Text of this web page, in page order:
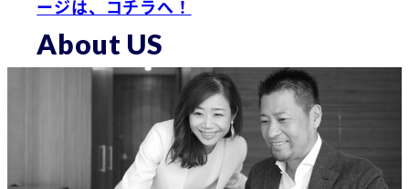
ージは、コチラへ！
About US